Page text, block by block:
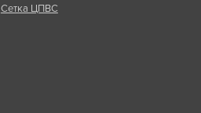
Сетка ЦПВС